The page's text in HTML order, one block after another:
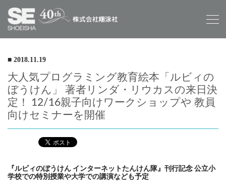
■ 2018.11.19
大人気プログラミング教育絵本「ルビィの
ぼうけん」 著者リンダ・リウカスの来日決
定！ 12/16親子向けワークショップや 教員
向けセミナーを開催
『ルビィのぼうけん インターネットたんけん隊』刊行記念 公立小
学校での特別授業や大学での講演なども予定